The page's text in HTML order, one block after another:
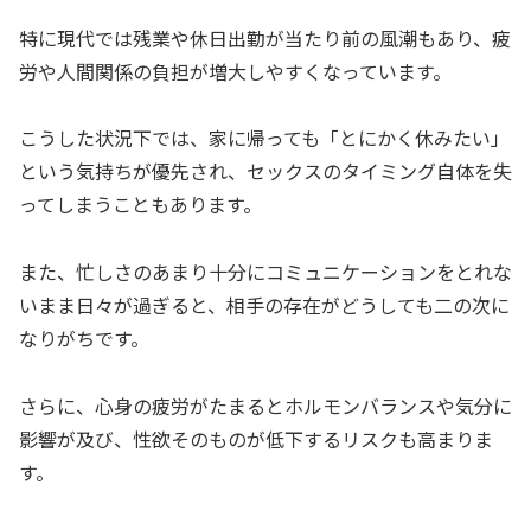
特に現代では残業や休日出勤が当たり前の風潮もあり、疲
労や人間関係の負担が増大しやすくなっています。
こうした状況下では、家に帰っても「とにかく休みたい」
という気持ちが優先され、セックスのタイミング自体を失
ってしまうこともあります。
また、忙しさのあまり十分にコミュニケーションをとれな
いまま日々が過ぎると、相手の存在がどうしても二の次に
なりがちです。
さらに、心身の疲労がたまるとホルモンバランスや気分に
影響が及び、性欲そのものが低下するリスクも高まりま
す。